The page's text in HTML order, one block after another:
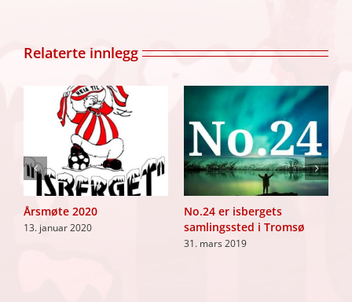
Relaterte innlegg
Årsmøte 2020
13. januar 2020
No.24 er isbergets
samlingssted i Tromsø
31. mars 2019